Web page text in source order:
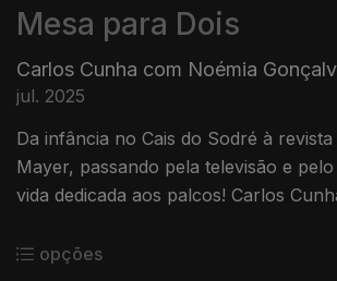
Mesa para Dois
Carlos Cunha com Noémia
jul. 2025
Da infância no Cais do Sodré à
Mayer, passando pela televisão e
vida dedicada aos palcos! Carlos
opções